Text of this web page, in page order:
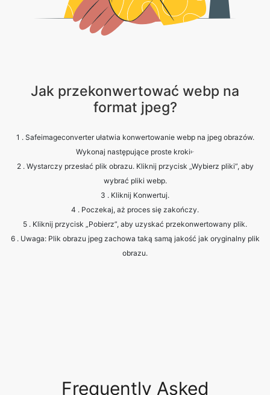
Jak przekonwertować webp na
1 . Safeimageconverter ułatwia konwertowanie webp na jpeg obrazów.
Wykonaj następujące proste kroki፦
2 . Wystarczy przesłać plik obrazu. Kliknij przycisk „Wybierz pliki”, aby
3 . Kliknij Konwertuj.
4 . Poczekaj, aż proces się zakończy.
5 . Kliknij przycisk „Pobierz”, aby uzyskać przekonwertowany plik.
6 . Uwaga: Plik obrazu jpeg zachowa taką samą jakość jak oryginalny plik
obrazu.